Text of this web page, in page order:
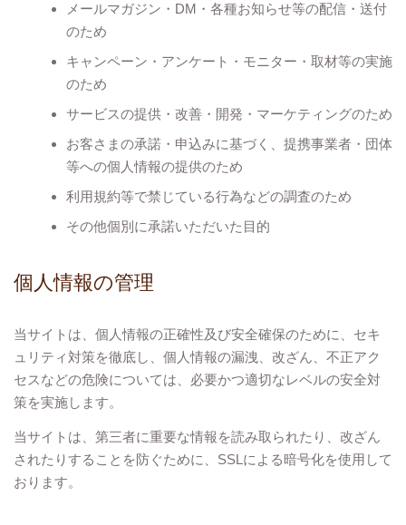
メールマガジン・DM・各種お知らせ等の配信・送付
のため
キャンペーン・アンケート・モニター・取材等の実施
のため
サービスの提供・改善・開発・マーケティングのため
お客さまの承諾・申込みに基づく、提携事業者・団体
等への個人情報の提供のため
利用規約等で禁じている行為などの調査のため
その他個別に承諾いただいた目的
個人情報の管理
当サイトは、個人情報の正確性及び安全確保のために、セキ
ュリティ対策を徹底し、個人情報の漏洩、改ざん、不正アク
セスなどの危険については、必要かつ適切なレベルの安全対
策を実施します。
当サイトは、第三者に重要な情報を読み取られたり、改ざん
されたりすることを防ぐために、SSLによる暗号化を使用して
おります。